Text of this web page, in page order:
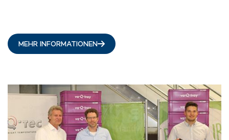
MEHR INFORMATIONEN